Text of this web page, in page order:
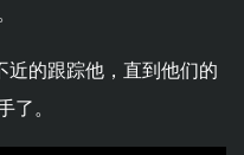
近的跟踪他，直到他们的
了。